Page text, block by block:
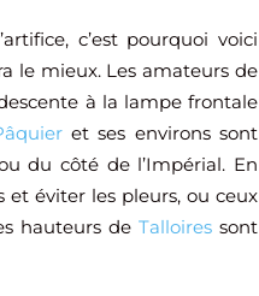
c’est pourquoi voici
le mieux. Les amateurs de
à la lampe frontale
et ses environs sont
du côté de l’Impérial. En
et éviter les pleurs, ou ceux
hauteurs deTalloires sont